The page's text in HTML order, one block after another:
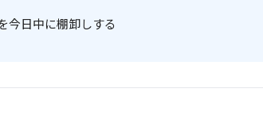
今日中に棚卸しする